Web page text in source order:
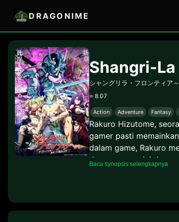
DRAGONIME
Shangri-
シャングリラ・フロンティア
⭐ 8.07
Action Adventure Fantasy
Rakuro Hizutome,
gamer pasti
dalam game, Rakuro
dengan game ini dan
Baca synopsis selengkapnya